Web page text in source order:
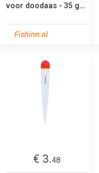
voor doodaas - 35 g...
Fishinn.nl
€ 3.48